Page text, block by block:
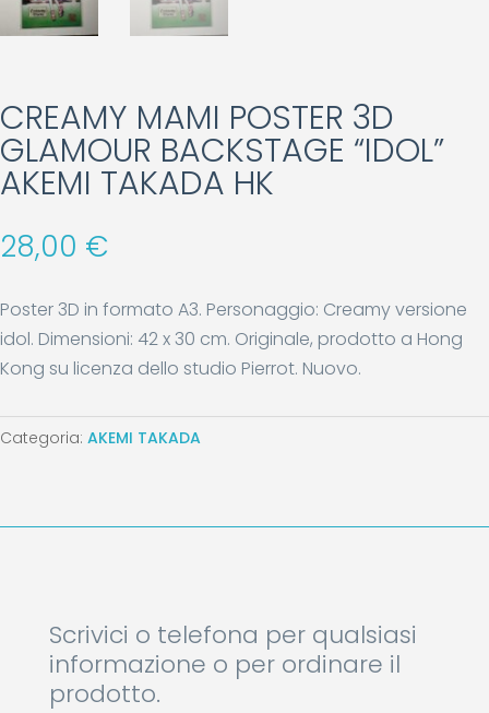
CREAMY MAMI POSTER 3D
GLAMOUR BACKSTAGE “IDOL”
AKEMI TAKADA HK
28,00 €
Poster 3D in formato A3. Personaggio: Creamy versione
idol. Dimensioni: 42 x 30 cm. Originale, prodotto a Hong
Kong su licenza dello studio Pierrot. Nuovo.
Categoria: AKEMI TAKADA
Scrivici o telefona per qualsiasi
informazione o per ordinare il
prodotto.